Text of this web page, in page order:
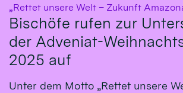
„Rettet unsere Welt – Zukunft
Bischöfe rufen zur
der Adveniat-
2025 auf
Unter dem Motto „Rettet unsere